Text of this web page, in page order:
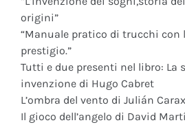
origini”
“Manuale pratico di trucchi con
prestigio.”
Tutti e due presenti nel libro: La
invenzione di Hugo Cabret
L’ombra del vento di Julián Carax
Il gioco dell’angelo di David